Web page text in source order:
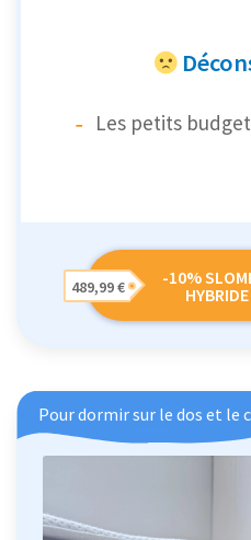
Les petits
-10%
489,99 €
Pour dormir sur le dos et le